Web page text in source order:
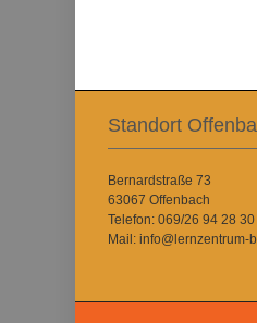
Standort
Bernardstraße 73
63067 Offenbach
Telefon: 069/26 94 28 30
Mail: info@lernzentrum-